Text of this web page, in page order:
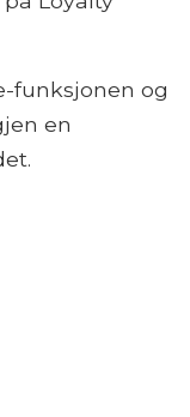
funksjonen og
en